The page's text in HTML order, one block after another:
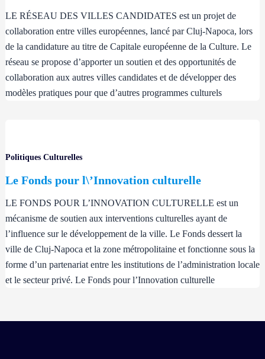
LE RÉSEAU DES VILLES CANDIDATES est un projet de
collaboration entre villes européennes, lancé par Cluj-Napoca, lors
de la candidature au titre de Capitale européenne de la Culture. Le
réseau se propose d’apporter un soutien et des opportunités de
collaboration aux autres villes candidates et de développer des
modèles pratiques pour que d’autres programmes culturels
Politiques Culturelles
Le Fonds pour l\’Innovation culturelle
LE FONDS POUR L’INNOVATION CULTURELLE est un
mécanisme de soutien aux interventions culturelles ayant de
l’influence sur le développement de la ville. Le Fonds dessert la
ville de Cluj-Napoca et la zone métropolitaine et fonctionne sous la
forme d’un partenariat entre les institutions de l’administration locale
et le secteur privé. Le Fonds pour l’Innovation culturelle